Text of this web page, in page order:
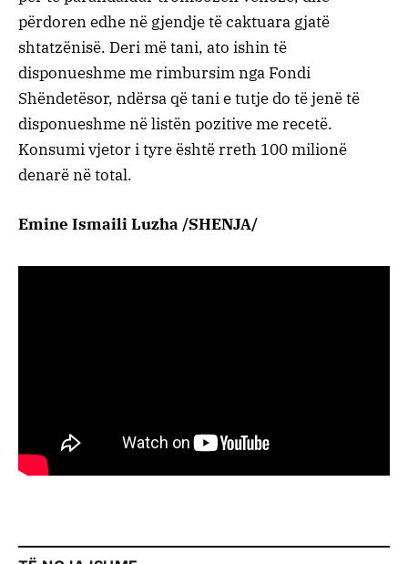
përdoren edhe në gjendje të caktuara gjatë
shtatzënisë. Deri më tani, ato ishin të
disponueshme me rimbursim nga Fondi
Shëndetësor, ndërsa që tani e tutje do të jenë të
disponueshme në listën pozitive me recetë.
Konsumi vjetor i tyre është rreth 100 milionë
denarë në total.
Emine Ismaili Luzha /SHENJA/